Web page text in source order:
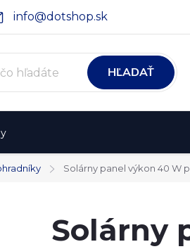
info@dotshop.sk
osobných údajov
HĽADAŤ
Solárny panel výkon 40 W
Solárny